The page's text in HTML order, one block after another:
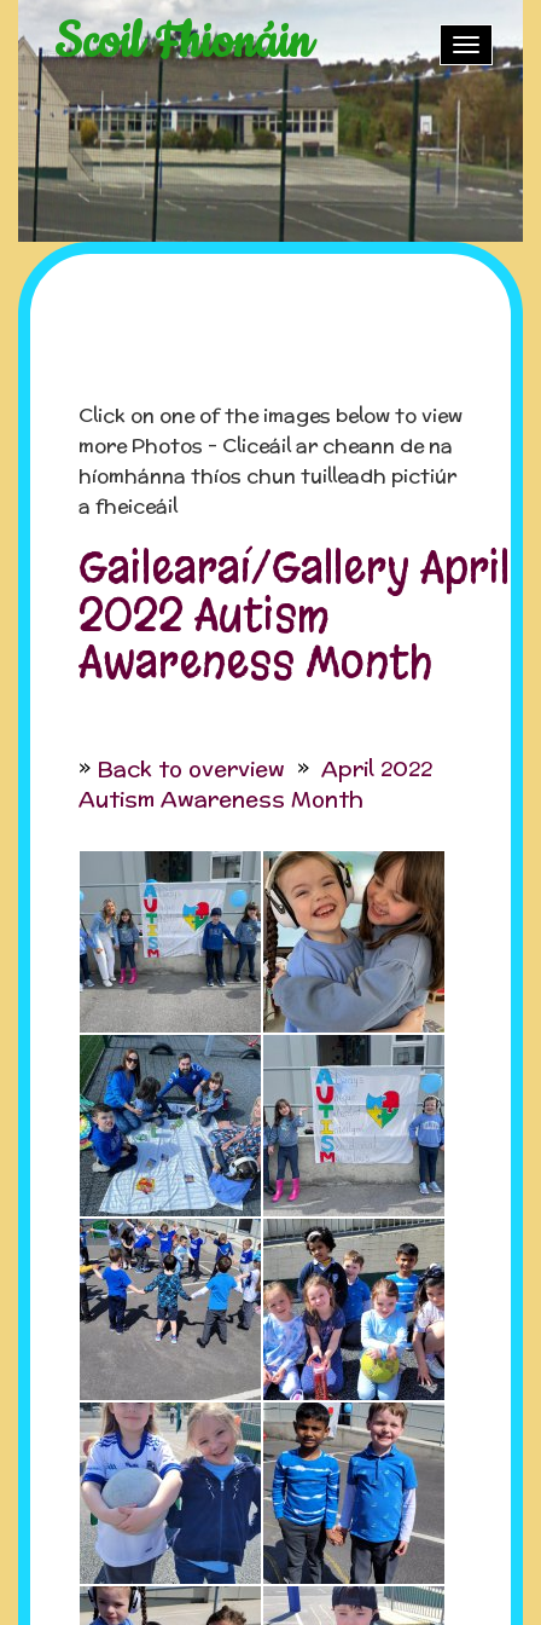
Toggle
Scoil Fhionáin
Click on one of the images below to view
more Photos - Cliceáil ar cheann de na
híomhánna thíos chun tuilleadh pictiúr
a fheiceáil
Gailearaí/Gallery April
2022 Autism
Awareness Month
Back to overview
April 2022
Autism Awareness Month